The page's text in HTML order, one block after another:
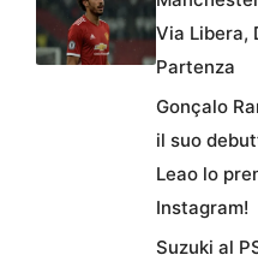
Via Libera,
Partenza
Gonçalo
il suo
Leao lo
Instagram!
Suzuki al